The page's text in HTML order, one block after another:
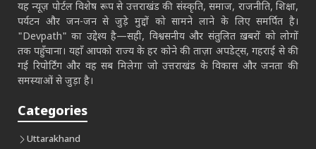
यह न्यूज़ पोर्टल विशेष रूप से उत्तराखंड की संस्कृति, समाज, राजनीति, शिक्षा,
पर्यटन और जन-जन से जुड़े मुद्दों को सामने लाने के लिए समर्पित है।
"Devpath" का उद्देश्य है—सही, विश्वसनीय और संतुलित ख़बरों को लोगों
तक पहुँचाना। यहाँ आपको राज्य के हर कोने की ताज़ा अपडेट्स, गहराई से की
गई रिपोर्टिंग और वह सब मिलेगा जो उत्तराखंड के विकास और जनता की
समस्याओं से जुड़ा है।
Categories
Uttarakhand